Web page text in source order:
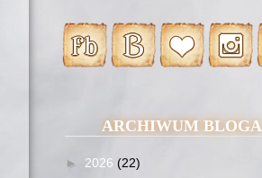
ARCHIWUM BLOGA
► 2026 (22)